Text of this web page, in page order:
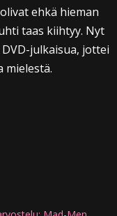
ehkä hieman
taas kiihtyy. Nyt
julkaisua, jottei
mielestä.